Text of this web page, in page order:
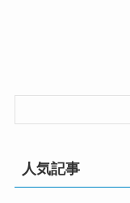
人気記事